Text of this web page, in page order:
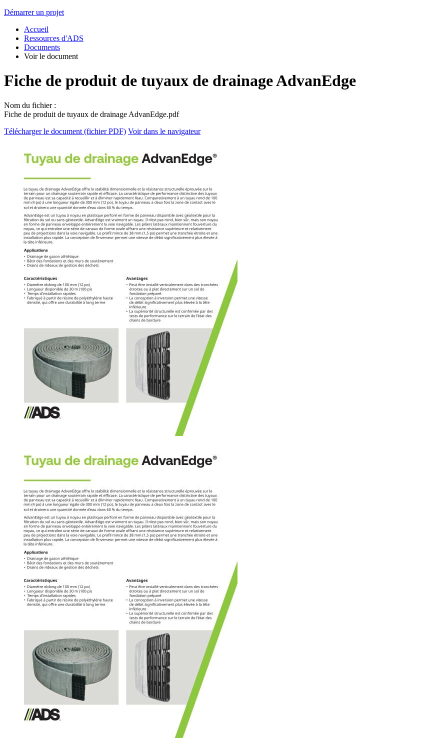
Démarrer un projet
Accueil
Ressources d'ADS
Documents
Voir le document
Fiche de produit de tuyaux de drainage AdvanEdge
Nom du fichier :
Fiche de produit de tuyaux de drainage AdvanEdge.pdf
Télécharger le document (fichier PDF) Voir dans le navigateur